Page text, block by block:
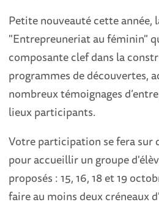
Petite nouveauté cette année,
"Entrepreuneriat au féminin"
composante clef dans la
programmes de découvertes,
nombreux témoignages
lieux participants.
Votre participation se fera sur
pour accueillir un groupe
proposés : 15, 16, 18 et 19
faire au moins deux créneaux